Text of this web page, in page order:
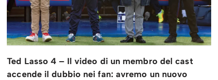
Ted Lasso 4 – Il video di un membro del cast
accende il dubbio nei fan: avremo un nuovo